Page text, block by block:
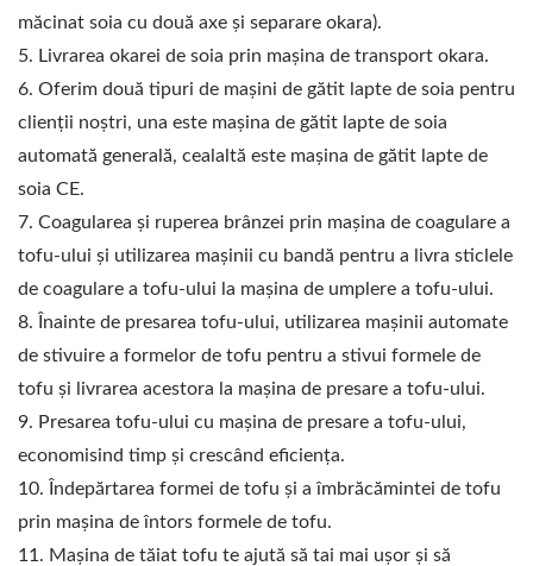
măcinat soia cu două axe și separare okara).
5. Livrarea okarei de soia prin mașina de transport okara.
6. Oferim două tipuri de mașini de gătit lapte de soia pentru
clienții noștri, una este mașina de gătit lapte de soia
automată generală, cealaltă este mașina de gătit lapte de
soia CE.
7. Coagularea și ruperea brânzei prin mașina de coagulare a
tofu-ului și utilizarea mașinii cu bandă pentru a livra sticlele
de coagulare a tofu-ului la mașina de umplere a tofu-ului.
8. Înainte de presarea tofu-ului, utilizarea mașinii automate
de stivuire a formelor de tofu pentru a stivui formele de
tofu și livrarea acestora la mașina de presare a tofu-ului.
9. Presarea tofu-ului cu mașina de presare a tofu-ului,
economisind timp și crescând eficiența.
10. Îndepărtarea formei de tofu și a îmbrăcămintei de tofu
prin mașina de întors formele de tofu.
11. Mașina de tăiat tofu te ajută să tai mai ușor și să